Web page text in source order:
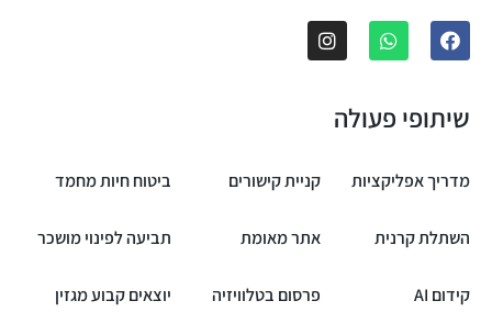
שיתופי פעולה
מדריך אפליקציות קניית קישורים ביטוח חיות מחמד
השתלת קרנית אתר מאומת תביעה לפינוי מושכר
קידום AI פרסום בטלוויזיה יוצאים קבוע מגזין